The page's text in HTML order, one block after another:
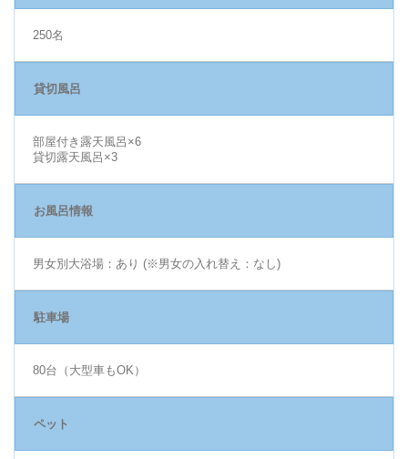
250名
貸切風呂
部屋付き露天風呂×6
貸切露天風呂×3
お風呂情報
男女別大浴場：あり (※男女の入れ替え：なし)
駐車場
80台（大型車もOK）
ペット